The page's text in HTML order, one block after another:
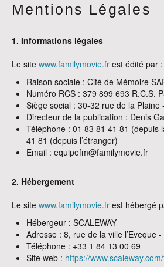
Mentions Légales
1. Informations légales
Le site www.familymovie.fr est édité par :
Raison sociale : Cité de Mémoire
Numéro RCS : 379 899 693 R.C.S.
Siège social : 30-32 rue de la Plaine
Directeur de la publication : Denis
Téléphone : 01 83 81 41 81 (depuis
41 81 (depuis l’étranger)
Email : equipefm@familymovie.fr
2. Hébergement
Le site www.familymovie.fr est hébergé
Hébergeur : SCALEWAY
Adresse : 8, rue de la ville l’Eveque
Téléphone : +33 1 84 13 00 69
Site web : https://